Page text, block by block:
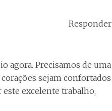
agora. Precisamos de uma
sejam confortados
este excelente trabalho,
Responder